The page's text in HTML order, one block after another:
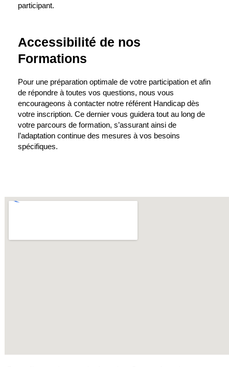
participant.
Accessibilité de nos
Formations
Pour une préparation optimale de votre participation et afin
de répondre à toutes vos questions, nous vous
encourageons à contacter notre référent Handicap dès
votre inscription. Ce dernier vous guidera tout au long de
votre parcours de formation, s’assurant ainsi de
l’adaptation continue des mesures à vos besoins
spécifiques.